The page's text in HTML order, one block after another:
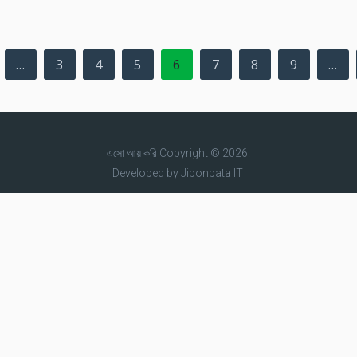
… 3 4 5 6 7 8 9 …
এসো আয় করি Copyright © 2026.
Developed byJibonpata IT